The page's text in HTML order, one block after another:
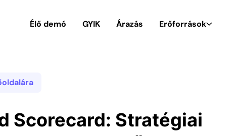
Élő demó GYIK Árazás Erőforrások
Scorecard: Stratégiai